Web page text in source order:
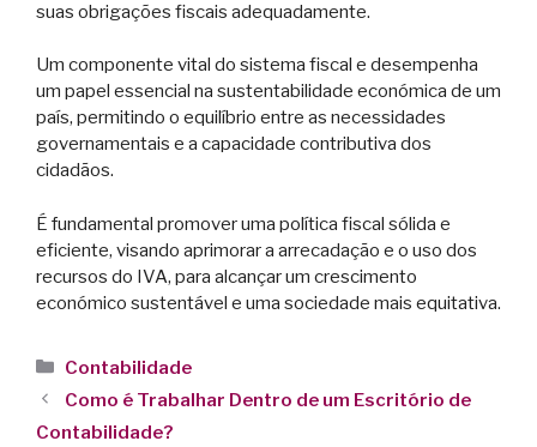
suas obrigações fiscais adequadamente.
Um componente vital do sistema fiscal e desempenha
um papel essencial na sustentabilidade económica de um
país, permitindo o equilíbrio entre as necessidades
governamentais e a capacidade contributiva dos
cidadãos.
É fundamental promover uma política fiscal sólida e
eficiente, visando aprimorar a arrecadação e o uso dos
recursos do IVA, para alcançar um crescimento
económico sustentável e uma sociedade mais equitativa.
Contabilidade
Como é Trabalhar Dentro de um Escritório de
Contabilidade?